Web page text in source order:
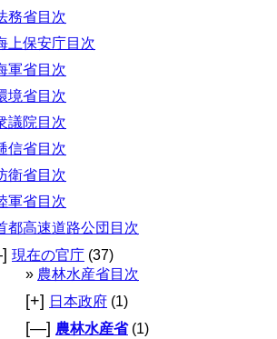
務省目次
上保安庁目次
軍省目次
境省目次
議院目次
信省目次
衛省目次
軍省目次
都高速道路公団目次
現在の官庁 (37)
農林水産省目次
[+] 日本政府 (1)
[—] 農林水産省(1)